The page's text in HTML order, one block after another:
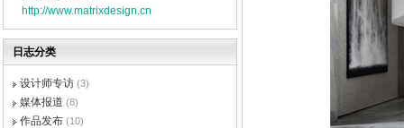
http://www.matrixdesign.cn
日志分类
设计师专访 (3)
媒体报道 (8)
作品发布 (10)